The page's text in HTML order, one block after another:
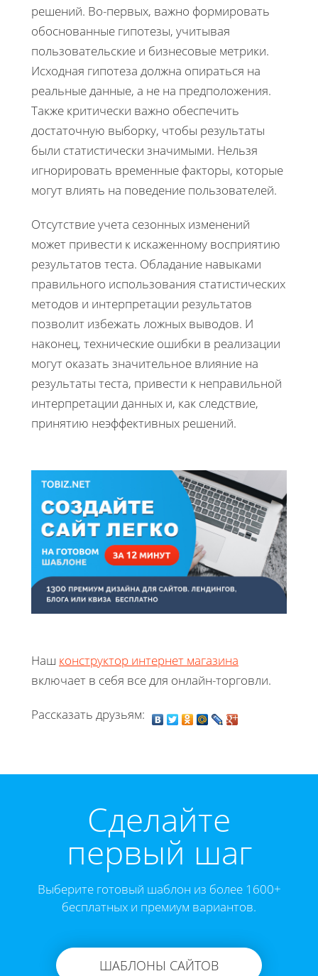
решений. Во-первых, важно формировать
обоснованные гипотезы, учитывая
пользовательские и бизнесовые метрики.
Исходная гипотеза должна опираться на
реальные данные, а не на предположения.
Также критически важно обеспечить
достаточную выборку, чтобы результаты
были статистически значимыми. Нельзя
игнорировать временные факторы, которые
могут влиять на поведение пользователей.
Отсутствие учета сезонных изменений
может привести к искаженному восприятию
результатов теста. Обладание навыками
правильного использования статистических
методов и интерпретации результатов
позволит избежать ложных выводов. И
наконец, технические ошибки в реализации
могут оказать значительное влияние на
результаты теста, привести к неправильной
интерпретации данных и, как следствие,
принятию неэффективных решений.
Наш конструктор интернет магазина
включает в себя все для онлайн-торговли.
Рассказать друзьям:
Cделайте
первый шаг
Выберите готовый шаблон из более 1600+
бесплатных и премиум вариантов.
ШАБЛОНЫ САЙТОВ